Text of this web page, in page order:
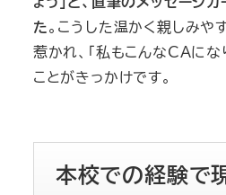
た。こうした温かく親しみ
惹かれ、「私もこんなCAにな
ことがきっかけです。
本校での経験で